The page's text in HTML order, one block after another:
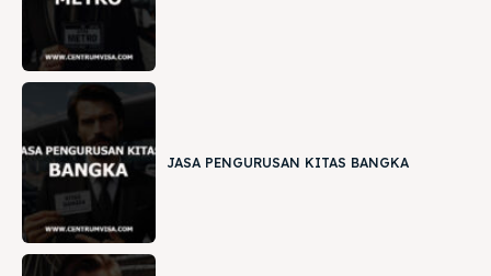
JASA PENGURUSAN KITAS BANGKA